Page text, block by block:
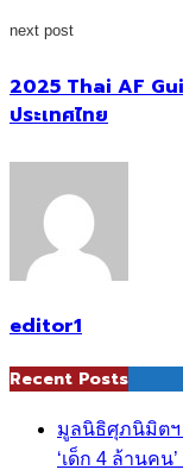
next post
2025 Thai AF
ประเทศไทย
editor1
Recent Posts
มูลนิธิศุภนิมิตฯ
‘เด็ก 4 ล้านคน